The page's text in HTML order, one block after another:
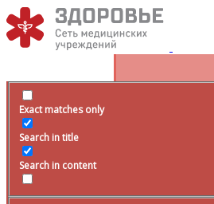
Exact matches only
Search in title
Search in content